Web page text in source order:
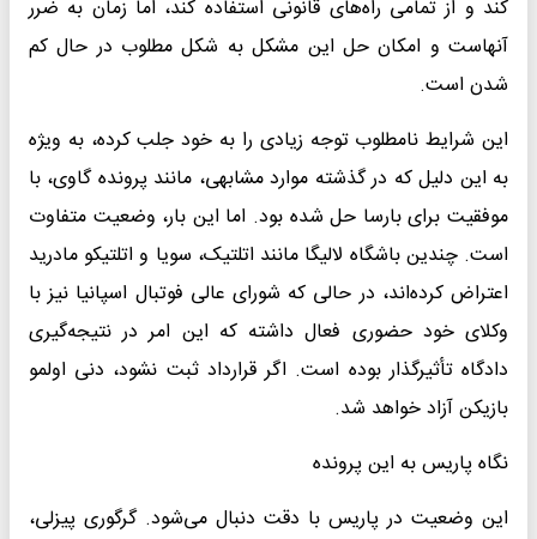
کند و از تمامی راه‌های قانونی استفاده کند، اما زمان به ضرر
آنهاست و امکان حل این مشکل به شکل مطلوب در حال کم
شدن است.
این شرایط نامطلوب توجه زیادی را به خود جلب کرده، به ویژه
به این دلیل که در گذشته موارد مشابهی، مانند پرونده گاوی، با
موفقیت برای بارسا حل شده بود. اما این بار، وضعیت متفاوت
است. چندین باشگاه لالیگا مانند اتلتیک، سویا و اتلتیکو مادرید
اعتراض کرده‌اند، در حالی که شورای عالی فوتبال اسپانیا نیز با
وکلای خود حضوری فعال داشته‌ که این امر در نتیجه‌گیری
دادگاه تأثیرگذار بوده است. اگر قرارداد ثبت نشود، دنی اولمو
بازیکن آزاد خواهد شد.
نگاه پاریس به این پرونده
این وضعیت در پاریس با دقت دنبال می‌شود. گرگوری پیزلی،